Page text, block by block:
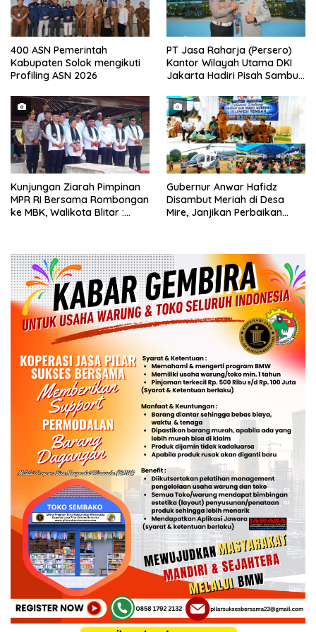
400 ASN Pemerintah
Kabupaten Solok mengikuti
Profiling ASN 2026
PT Jasa Raharja (Persero)
Kantor Wilayah Utama DKI
Jakarta Hadiri Pisah Sambut
Metro Jaya
Kunjungan Ziarah Pimpinan
MPR RI Bersama Rombongan
ke MBK, Walikota Blitar :
Gubernur Anwar Hafidz
Disambut Meriah di Desa
Mire, Janjikan Perbaikan